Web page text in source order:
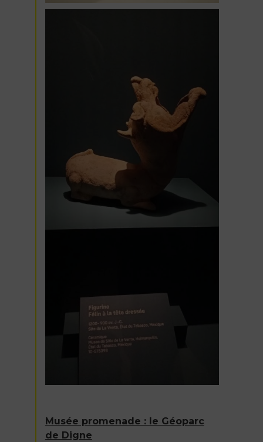
Musée promenade : le Géoparc
de Digne